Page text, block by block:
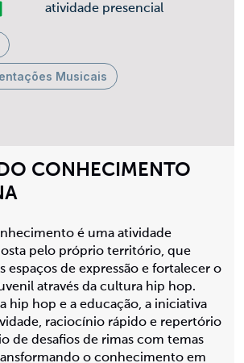
CONHECIMENTO
é uma atividade
pelo próprio território, que
espaços de expressão e fortalecer o
através da cultura hip hop.
hip hop e a educação, a iniciativa
raciocínio rápido e repertório
de desafios de rimas com temas
o conhecimento em
atividade presencial
Musicais